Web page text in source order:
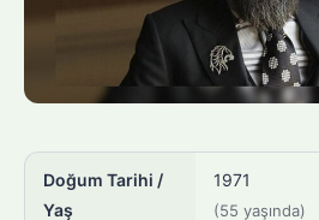
Doğum Tarihi /
Yaş
1971
(55 yaşında)